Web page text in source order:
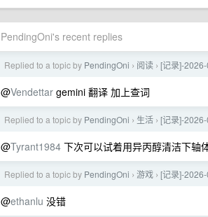
PendingOni's recent replies
Replied to a topic by PendingOni › 阅读 › [记录]-
@Vendettar gemini 翻译 加上查词
Replied to a topic by PendingOni › 生活 › [记录]-
@Tyrant1984 下次可以试着用异丙醇清洁下轴
Replied to a topic by PendingOni › 游戏 › [记录]-2026-
@ethanlu 没错